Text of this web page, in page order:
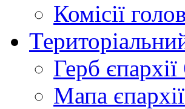
Комісії
Герб єпархії
Мапа єпархії